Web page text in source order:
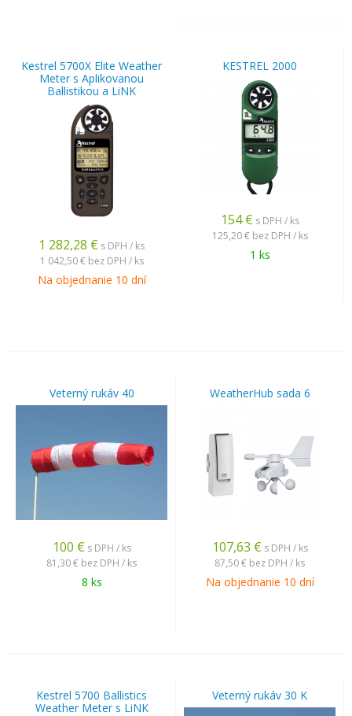
Kestrel 5700X Elite Weather
Meter s Aplikovanou
Ballistikou a LiNK
1 282,28 € s DPH / ks
1 042,50 € bez DPH / ks
Na objednanie 10 dní
KESTREL 2000
154 € s DPH / ks
125,20 € bez DPH / ks
1 ks
Veterný rukáv 40
100 € s DPH / ks
81,30 € bez DPH / ks
8 ks
WeatherHub sada 6
107,63 € s DPH / ks
87,50 € bez DPH / ks
Na objednanie 10 dní
Kestrel 5700 Ballistics
Weather Meter s LiNK
Veterný rukáv 30 K